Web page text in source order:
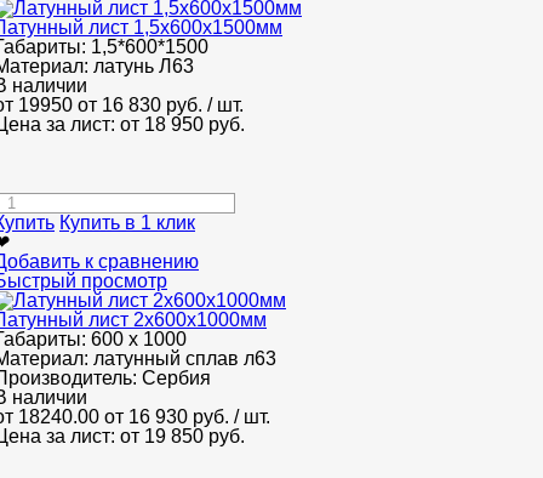
лист 1,5x600x1500мм
1,5*600*1500
латунь Л63
наличии
19950 от 16 830 руб. / шт.
за лист: от 18 950 руб.
Купить в 1 клик
к сравнению
просмотр
лист 2x600x1000мм
600 х 1000
латунный сплав л63
Сербия
наличии
18240.00 от 16 930 руб. / шт.
за лист: от 19 850 руб.